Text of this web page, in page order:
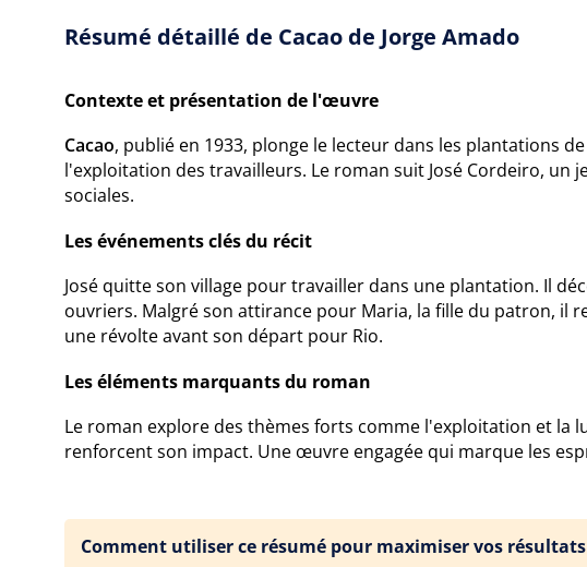
Résumé détaillé de Cacao de Jorge Amado
Contexte et présentation de l'œuvre
Cacao, publié en 1933, plonge le lecteur dans les plantations
l'exploitation des travailleurs. Le roman suit José Cordeiro, un
sociales.
Les événements clés du récit
José quitte son village pour travailler dans une plantation. Il
ouvriers. Malgré son attirance pour Maria, la fille du patron, il
une révolte avant son départ pour Rio.
Les éléments marquants du roman
Le roman explore des thèmes forts comme l'exploitation et la
renforcent son impact. Une œuvre engagée qui marque les
Comment utiliser ce résumé pour maximiser vos résultats